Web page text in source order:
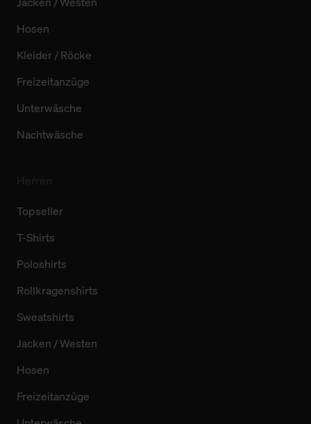
Hosen
Kleider / Röcke
Freizeitanzüge
Unterwäsche
Nachtwäsche
Topseller
T-Shirts
Poloshirts
Rollkragenshirts
Sweatshirts
Jacken / Westen
Hosen
Freizeitanzüge